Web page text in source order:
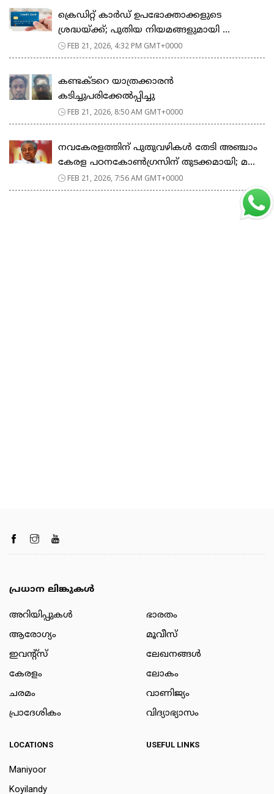
ക്രെഡിറ്റ് കാർഡ് ഉപഭോക്താക്കളുടെ
ശ്രദ്ധയ്ക്ക്; പുതിയ നിയമങ്ങളുമായി ...
FEB 21, 2026, 4:32 PM GMT+0000
കണ്ടക്ടറെ യാത്രക്കാരൻ
കടിച്ചുപരിക്കേൽപ്പിച്ചു
FEB 21, 2026, 8:50 AM GMT+0000
നവകേരളത്തിന് പുതുവഴികൾ തേടി അഞ്ചാം
കേരള പഠനകോൺഗ്രസിന് തുടക്കമായി; മ...
FEB 21, 2026, 7:56 AM GMT+0000
പ്രധാന ലിങ്കുകൾ
അറിയിപ്പുകള്‍
ആരോഗ്യം
ഇവന്റ്സ്
കേരളം
ചരമം
പ്രാദേശികം
ഭാരതം
മൂവീസ്
ലേഖനങ്ങള്‍
ലോകം
വാണിജ്യം
വിദ്യാഭ്യാസം
LOCATIONS
Maniyoor
Koyilandy
USEFUL LINKS